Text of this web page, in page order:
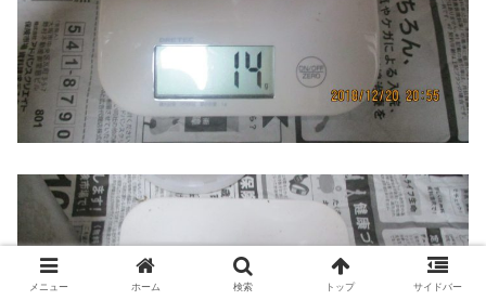
メニュー ホーム 検索 トップ サイドバー